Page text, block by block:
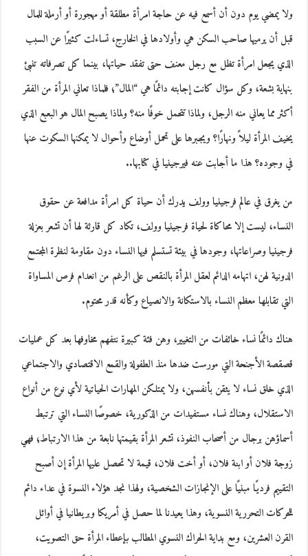
ولا يمضي يوم دون أن أسمع فيه عن حاجة امرأة مطلقة أو مهجورة أو أرملة للمال
قبل أن يرميها صاحب السكن هي وأولادها في الخارج، تساءلت كثيرًا عن السبب
الذي يجعل امرأة تظل مع رجل معنف حتى تفقد حياتها، بينما كل تصرفاته تنبئ
بنهاية بشعة، وكل سؤال كانت إجابته دائمًا هي “المال”؛ فلماذا تعاني المرأة من الفقر
أكثر مما يعاني منه الرجل، ولماذا تتحمل خوفًا منه؟ ولماذا يصبح المال هو البعبع الذي
يخيف المرأة ليلاً ونهارًا؟ ويجبرها على تحمل أوضاع وأحوال لا يمكنها السكوت عنها
في وجوده؟ هذا ما أجابت عنه فيرجينيا في كتابها..
من يغرق في عالم فرجينيا وولف يدرك أن حياة كل امرأة مدافعة عن حقوق
النساء، ليست إلا محاكاة لحياة فرجينيا وولف، تكاد كل قارئة لها أن تشعر بعزلة
فرجينيا وصراعاتها، وجودها في بيئة تستسلم فيها النساء دون مقاومة لنظرة المجتمع
الدونية لهن، اتهامه الدائم لعقل المرأة بالنقص على الرغم من انعدام فرص المساواة
التي تقابلها معظم النساء بالاستكانة والانصياع وكأنه قدر محتوم.
هناك دائمًا نساء خائفات من التغيير، وهن فئة كبيرة نتفهم مخاوفها بعد كل عمليات
قصقصة الأجنحة التي مورست ضدها منذ الطفولة والقمع الاقتصادي والاجتماعي
الذي خلق نساء لا يثقن بأنفسهن، ولا يمتلكن المهارات الحياتية لأي نوع من أنواع
الاستقلال، وهناك نساء مستفيدات من الذكورية، خصوصًا النساء التي ترتبط
أسماؤهن برجال من أصحاب النفوذ، تشعر المرأة بقيمتها نابعة من هذا الارتباط؛ فهي
زوجة فلان أو ابنة فلان، أو أخت فلان، قيمة لا تحصل عليها المرأة إن أصبح
التقييم فرديًا مبنيًا على الإنجازات الشخصية، ولهذا نجد هؤلاء النسوة في عداء دائم
للحركات التحررية النسوية، وهذا يعيدنا لما حصل في أمريكا وبريطانيا في أوائل
القرن العشرين، ومع بداية الحراك النسوي المطالب بإعطاء المرأة حق التصويت،